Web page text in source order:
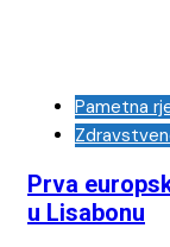
Pametna
Prva
u Lisabonu